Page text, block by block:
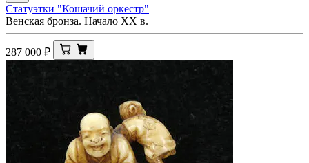
Статуэтки "Кошачий оркестр"
Венская бронза. Начало ХХ в.
287 000 ₽